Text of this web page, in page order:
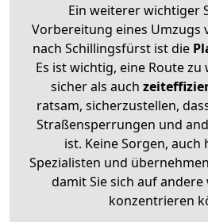
Ein weiterer wichtiger
Vorbereitung eines Umzugs
nach Schillingsfürst ist die
Es ist wichtig, eine Route
sicher als auch
ratsam, sicherzustellen,
Straßensperrungen und
ist. Keine Sorgen,
Spezialisten und
damit Sie sich auf andere
konzentrieren